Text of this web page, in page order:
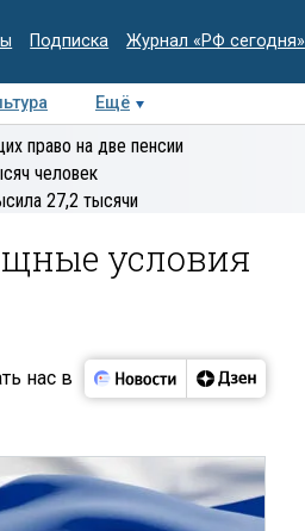
Подписка Журнал «РФ сегодня»
Ещё
Колумнисты
Деловая
право на две пенсии
человек
27,2 тысячи
условия
нас в